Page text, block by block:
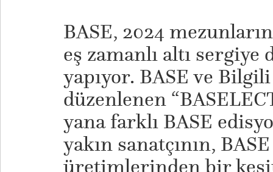
BASE, 2024
eş zamanlı altı sergiye
yapıyor. BASE ve
düzenlenen
yana farklı BASE
yakın sanatçının,
üretimlerinden bir